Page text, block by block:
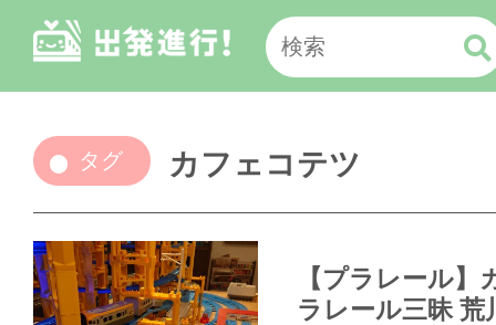
タグ カフェコテツ
【プラレール
ラレール三昧 荒